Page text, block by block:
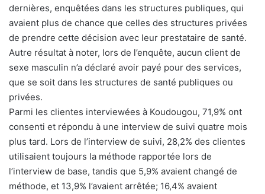
dernières, enquêtées dans les structures publiques, qui
avaient plus de chance que celles des structures privées
de prendre cette décision avec leur prestataire de santé.
Autre résultat à noter, lors de l’enquête, aucun client de
sexe masculin n’a déclaré avoir payé pour des services,
que se soit dans les structures de santé publiques ou
privées.
Parmi les clientes interviewées à Koudougou, 71,9% ont
consenti et répondu à une interview de suivi quatre mois
plus tard. Lors de l’interview de suivi, 28,2% des clientes
utilisaient toujours la méthode rapportée lors de
l’interview de base, tandis que 5,9% avaient changé de
méthode, et 13,9% l’avaient arrêtée; 16,4% avaient